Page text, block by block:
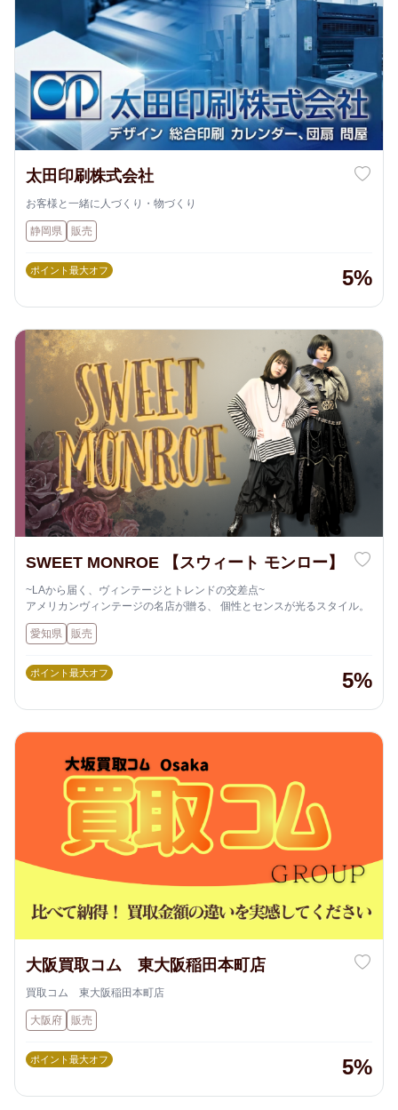
太田印刷株式会社
お客様と一緒に人づくり・物づくり
静岡県 販売
ポイント最大オフ 5%
SWEET MONROE 【スウィート モンロー】
~LAから届く、ヴィンテージとトレンドの交差点~
アメリカンヴィンテージの名店が贈る、 個性とセンスが光るスタイル。
愛知県 販売
ポイント最大オフ 5%
大阪買取コム 東大阪稲田本町店
買取コム 東大阪稲田本町店
大阪府 販売
ポイント最大オフ 5%